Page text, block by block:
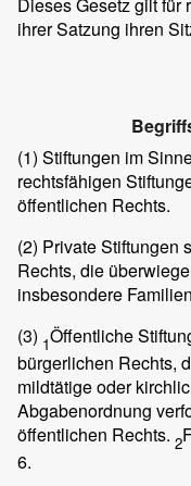
Dieses Gesetz gilt für
ihrer Satzung ihren
(1) Stiftungen im
rechtsfähigen
öffentlichen Rechts.
(2) Private Stiftungen
Rechts, die
insbesondere
(3) 1Öffentliche
bürgerlichen Rechts,
mildtätige oder
Abgabenordnung
öffentlichen Rechts. 2
6.